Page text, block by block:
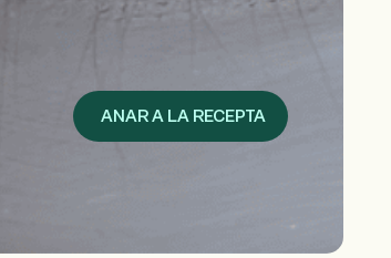
ANAR A LA RECEPTA